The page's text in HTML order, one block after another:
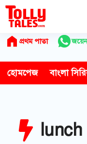
Skip
content
প্রথম পাতা
হোমপেজ বাংলা